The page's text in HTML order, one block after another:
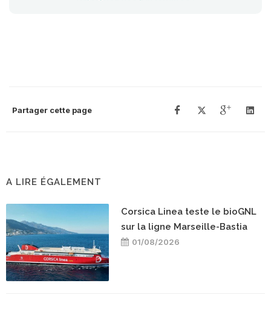
Partager cette page
A LIRE ÉGALEMENT
Corsica Linea teste le bioGNL
sur la ligne Marseille-Bastia
01/08/2026